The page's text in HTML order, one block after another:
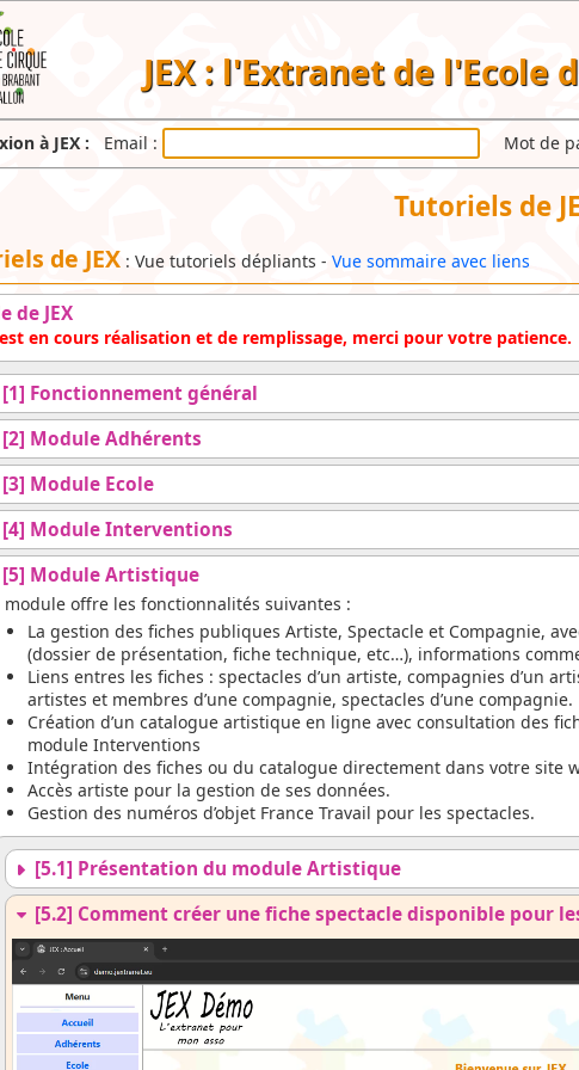
JEX : l'Extranet de l'Ecole
à JEX : Email : Mot de
Tutoriels de
de JEX : Vue tutoriels dépliants - Vue sommaire avec liens
de JEX
en cours réalisation et de remplissage, merci pour votre patience.
[1] Fonctionnement général
[2] Module Adhérents
[3] Module Ecole
[4] Module Interventions
[5] Module Artistique
module offre les fonctionnalités suivantes :
La gestion des fiches publiques Artiste, Spectacle et Compagnie,
(dossier de présentation, fiche technique, etc…), informations
Liens entres les fiches : spectacles d’un artiste, compagnies d’un
artistes et membres d’une compagnie, spectacles d’une compagnie.
Création d’un catalogue artistique en ligne avec consultation des
module Interventions
Intégration des fiches ou du catalogue directement dans votre site
Accès artiste pour la gestion de ses données.
Gestion des numéros d’objet France Travail pour les spectacles.
[5.1] Présentation du module Artistique
[5.2] Comment créer une fiche spectacle disponible pour